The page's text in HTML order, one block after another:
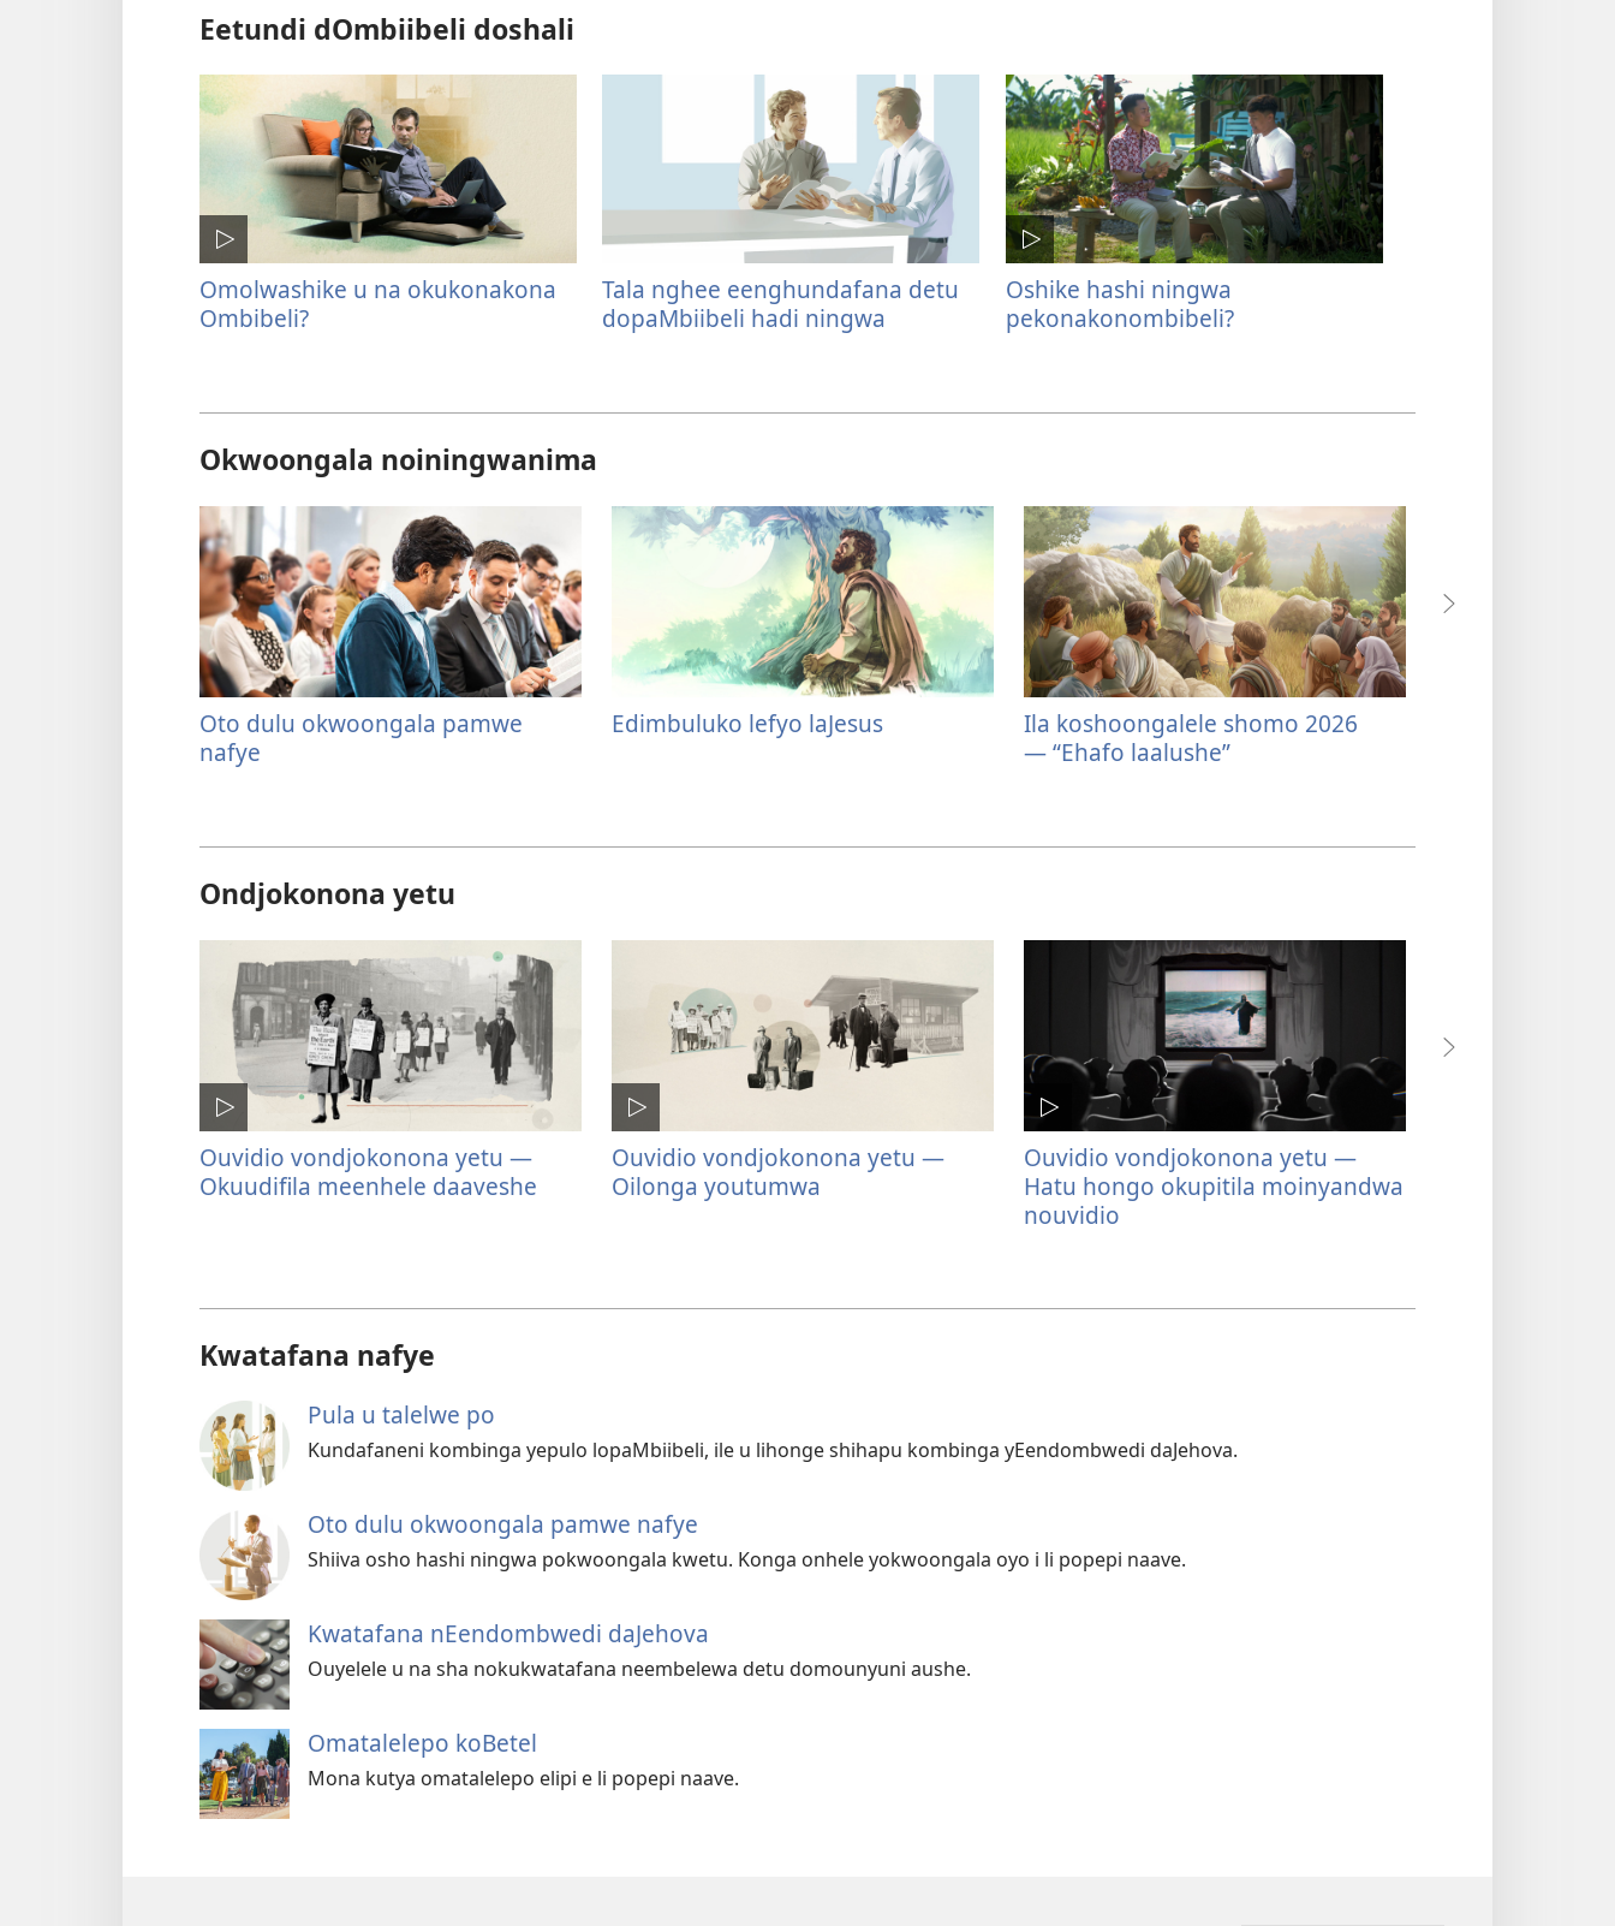
Eetundi dOmbiibeli doshali
Omolwashike u na okukonakona
Ombibeli?
Tala nghee eenghundafana detu
dopaMbiibeli hadi ningwa
Oshike hashi ningwa
pekonakonombibeli?
Okwoongala noiningwanima
Oto dulu okwoongala pamwe
nafye
Edimbuluko lefyo laJesus
Ila koshoongalele shomo 2026
— “Ehafo laalushe”
Ondjokonona yetu
Ouvidio vondjokonona yetu —
Okuudifila meenhele daaveshe
Ouvidio vondjokonona yetu —
Oilonga youtumwa
Ouvidio vondjokonona yetu —
Hatu hongo okupitila moinyandwa
nouvidio
Kwatafana nafye
Pula u talelwe po
Kundafaneni kombinga yepulo lopaMbiibeli, ile u lihonge shihapu kombinga yEendombwedi daJehova.
Oto dulu okwoongala pamwe nafye
Shiiva osho hashi ningwa pokwoongala kwetu. Konga onhele yokwoongala oyo i li popepi naave.
Kwatafana nEendombwedi daJehova
Ouyelele u na sha nokukwatafana neembelewa detu domounyuni aushe.
Omatalelepo koBetel
Mona kutya omatalelepo elipi e li popepi naave.